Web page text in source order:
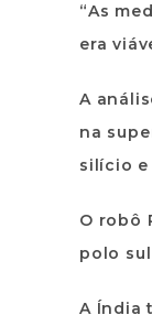
“As
era
A
na
silício
O robô
polo
A Índia